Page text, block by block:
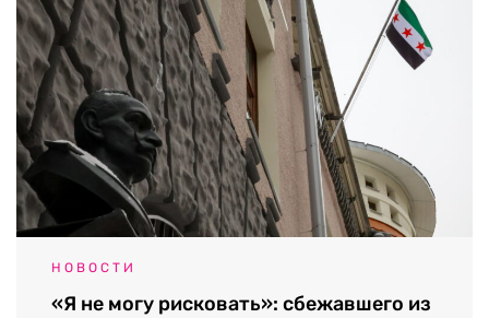
НОВОСТИ
«Я не могу рисковать»: сбежавшего из